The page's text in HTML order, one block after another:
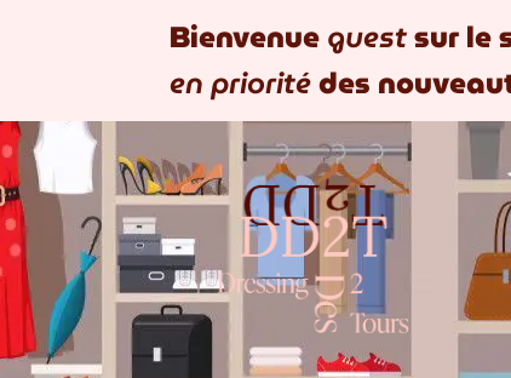
Bienvenueguestsur le
en prioritédes
Aller
la
navigation
Aller
contenu